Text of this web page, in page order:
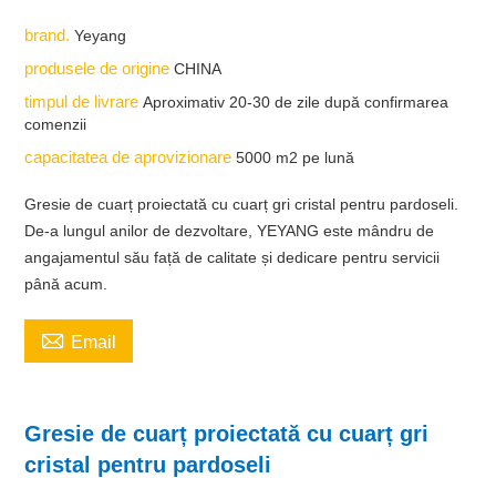
brand.Yeyang
produsele de origineCHINA
timpul de livrareAproximativ 20-30 de zile după confirmarea
comenzii
capacitatea de aprovizionare5000 m2 pe lună
Gresie de cuarț proiectată cu cuarț gri cristal pentru pardoseli.
De-a lungul anilor de dezvoltare, YEYANG este mândru de
angajamentul său față de calitate și dedicare pentru servicii
până acum.
 Email
Gresie de cuarț proiectată cu cuarț gri
cristal pentru pardoseli